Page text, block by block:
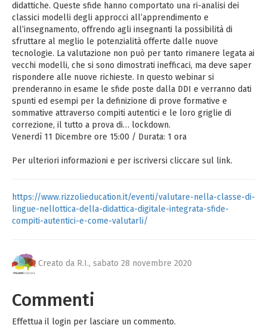
didattiche. Queste sfide hanno comportato una ri-analisi dei
classici modelli degli approcci all’apprendimento e
all’insegnamento, offrendo agli insegnanti la possibilità di
sfruttare al meglio le potenzialità offerte dalle nuove
tecnologie. La valutazione non può per tanto rimanere legata ai
vecchi modelli, che si sono dimostrati inefficaci, ma deve saper
rispondere alle nuove richieste. In questo webinar si
prenderanno in esame le sfide poste dalla DDI e verranno dati
spunti ed esempi per la definizione di prove formative e
sommative attraverso compiti autentici e le loro griglie di
correzione, il tutto a prova di… lockdown.
Venerdì 11 Dicembre ore 15:00 / Durata: 1 ora
Per ulteriori informazioni e per iscriversi cliccare sul link.
https://www.rizzolieducation.it/eventi/valutare-nella-classe-di-
lingue-nellottica-della-didattica-digitale-integrata-sfide-
compiti-autentici-e-come-valutarli/
Creato da R.I., sabato 28 novembre 2020
Commenti
Effettua il login per lasciare un commento.